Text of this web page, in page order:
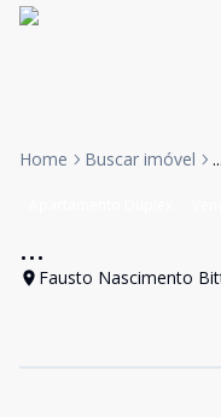
Home Buscar imóvel ...
...
Fausto Nascimento